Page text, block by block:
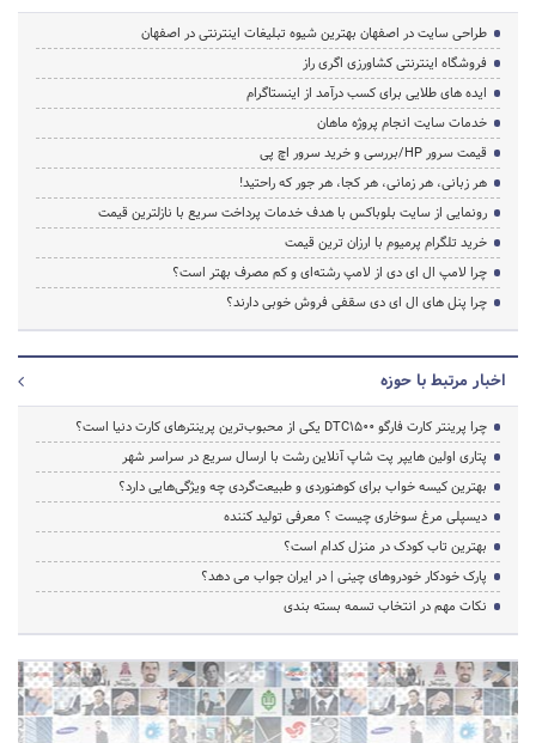
طراحی سایت در اصفهان بهترین شیوه تبلیغات اینترنتی در اصفهان
فروشگاه اینترنتی کشاورزی اگری راز
ایده های طلایی برای کسب درآمد از اینستاگرام
خدمات سایت انجام پروژه ماهان
قیمت سرور HP/بررسی و خرید سرور اچ پی
هر زبانی، هر زمانی، هر کجا، هر جور که راحتید!
رونمایی از سایت بلوباکس با هدف خدمات پرداخت سریع با نازلترین قیمت
خرید تلگرام پرمیوم با ارزان ترین قیمت
چرا لامپ ال ای دی از لامپ رشته‌ای و کم مصرف بهتر است؟
چرا پنل های ال ای دی سقفی فروش خوبی دارند؟
اخبار مرتبط با حوزه
چرا پرینتر کارت فارگو DTC1500 یکی از محبوب‌ترین پرینترهای کارت دنیا است؟
پتاری اولین هایپر پت شاپ آنلاین رشت با ارسال سریع در سراسر شهر
بهترین کیسه خواب برای کوهنوردی و طبیعت‌گردی چه ویژگی‌هایی دارد؟
دیسپلی مرغ سوخاری چیست ؟ معرفی تولید کننده
بهترین تاب کودک در منزل کدام است؟
پارک خودکار خودروهای چینی | در ایران جواب می دهد؟
نکات مهم در انتخاب تسمه بسته بندی